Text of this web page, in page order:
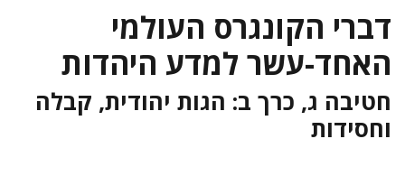
דברי הקונגרס העולמי
האחד-עשר למדע היהדות
חטיבה ג, כרך ב: הגות יהודית, קבלה
וחסידות